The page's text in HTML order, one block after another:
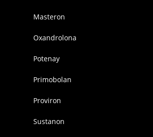
Masteron
Oxandrolona
Potenay
Primobolan
Proviron
Sustanon